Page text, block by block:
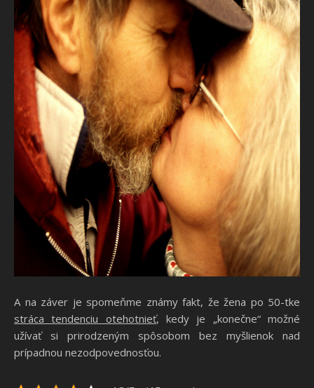
A na záver je spomeňme známy fakt, že žena po 50-tke
stráca tendenciu otehotnieť, kedy je „konečne“ možné
užívať si prirodzeným spôsobom bez myšlienok nad
prípadnou nezodpovednosťou.